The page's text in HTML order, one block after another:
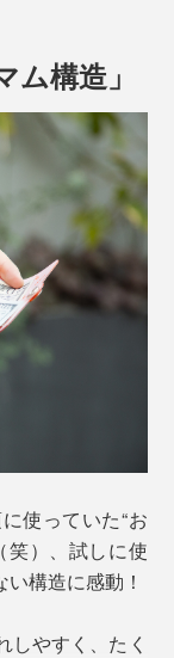
ぎて、駅の自
“ミニ財布ある
た形状を保ちな
札は弧を描く程
ム構造」
使っていた“お
笑）、試しに使
構造に感動！
しやすく、たく